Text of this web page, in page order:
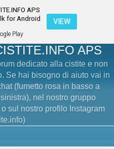
APS
for Android
Play
VIEW
APS
dedicato alla cistite e non
Se hai bisogno di aiuto vai in
(fumetto rosa in basso a
sinistra), nel nostro gruppo
sul nostro profilo Instagram